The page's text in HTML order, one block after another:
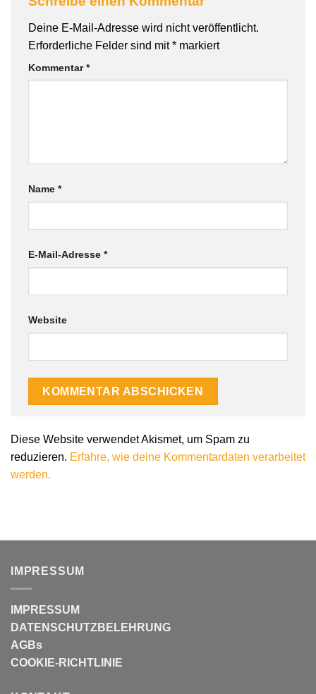
Deine E-Mail-Adresse wird nicht veröffentlicht.
Erforderliche Felder sind mit* markiert
Kommentar*
Name *
E-Mail-Adresse *
Website
Diese Website verwendet Akismet, um Spam zu
reduzieren. Erfahre, wie deine Kommentardaten verarbeitet
werden.
IMPRESSUM
IMPRESSUM
DATENSCHUTZBELEHRUNG
AGBs
COOKIE-RICHTLINIE